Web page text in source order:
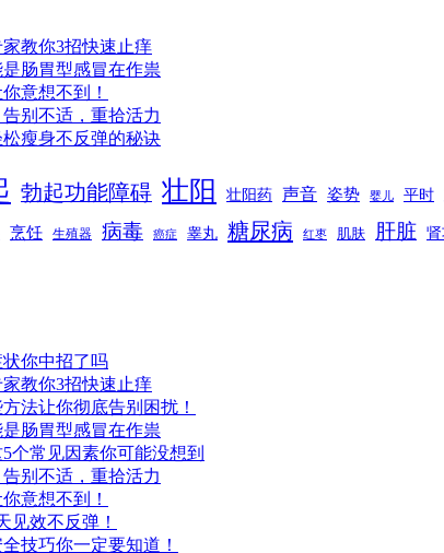
教你3招快速止痒
肠胃型感冒在作祟
意想不到！
别不适，重拾活力
瘦身不反弹的秘诀
勃起功能障碍 壮阳 壮阳药 声音 姿势 婴儿 平时
烹饪 生殖器 病毒 癌症 睾丸 糖尿病 红枣 肌肤 肝脏
你中招了吗
教你3招快速止痒
法让你彻底告别困扰！
肠胃型感冒在作祟
个常见因素你可能没想到
别不适，重拾活力
意想不到！
见效不反弹！
技巧你一定要知道！